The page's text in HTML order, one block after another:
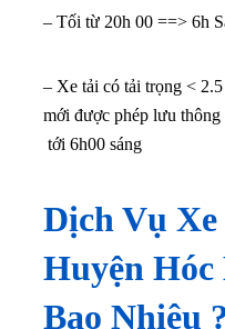
– Tối từ 20h 00 ==> 6h
– Xe tải có tải trọng <
mới được phép lưu
tới 6h00 sáng
Dịch Vụ
Huyện
Bao Nhiêu ?